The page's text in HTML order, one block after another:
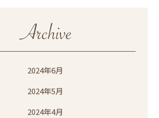
2024年6月
2024年5月
2024年4月